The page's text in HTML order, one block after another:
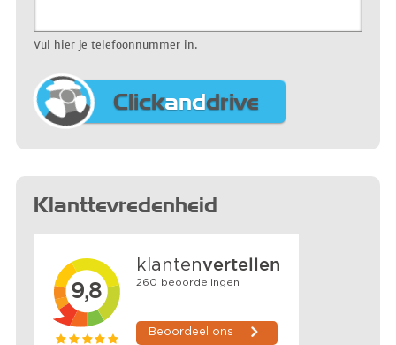
Vul hier je telefoonnummer in.
Clickanddrive
Klanttevredenheid